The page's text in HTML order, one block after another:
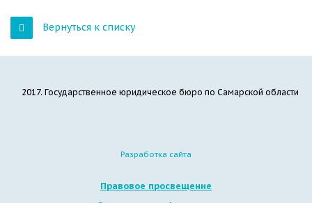
Вернуться к списку
2017. Государственное юридическое бюро по Самарской области
Правовое просвещение
Разработка сайта